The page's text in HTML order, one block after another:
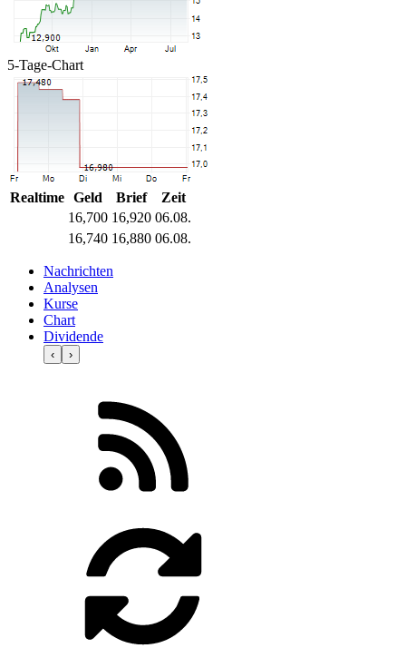
5-Tage-Chart
Realtime Geld Brief
Zeit
16,700 16,920 06.08.
16,740 16,880 06.08.
Nachrichten
Analysen
Kurse
Chart
Dividende
‹ ›